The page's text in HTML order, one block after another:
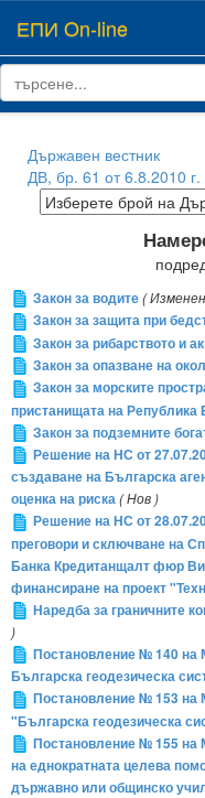
ЕПИ On-line
Държавен вестник
ДВ, бр. 61 от 6.8.2010 г.
Закон за водите(
Закон за защита при
Закон за рибарството и
Закон за опазване на
Закон за морските
пристанищата на Република
Закон за подземните
Решение на НС от
създаване на Българска
оценка на риска( Нов )
Решение на НС от
преговори и сключване на
Банка Кредитанщалт фюр
финансиране на проект
Наредба за граничните
)
Постановление № 140 на
Българска геодезическа
Постановление № 153 на
"Българска геодезическа
Постановление № 155 на
на еднократната целева
държавно или общинско